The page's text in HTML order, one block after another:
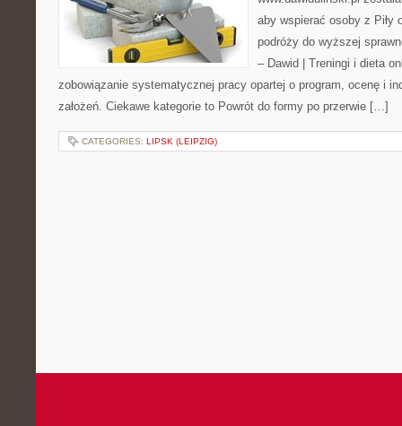
aby wspierać osoby z Piły
podróży do wyższej
– Dawid | Treningi i dieta
zobowiązanie systematycznej pracy opartej o program, ocenę i
założeń. Ciekawe kategorie to Powrót do formy po przerwie […]
CATEGORIES: LIPSK (LEIPZIG)